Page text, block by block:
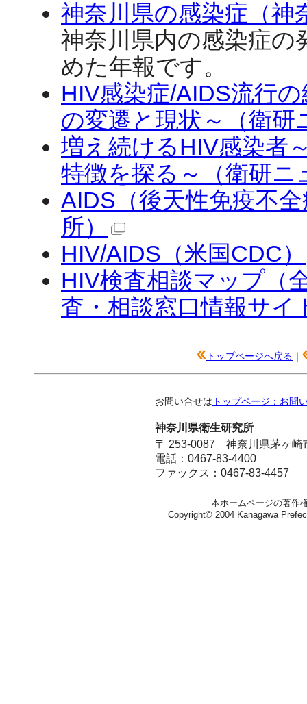
神奈川県の感染症（神
神奈川県内の感染症の
めた年報です。
HIV感染症/AIDS流行
の変遷と現状～（衛研
増え続けるHIV感染者
特徴を探る～（衛研ニ
AIDS（後天性免疫不
所）
HIV/AIDS（米国CDC）
HIV検査相談マップ（
査・相談窓口情報サイ
トップページへ戻る ｜
お問い合せは トップページ：お問
神奈川県衛生研究所
〒 253-0087 神奈川県茅ヶ崎
電話：0467-83-4400
ファックス：0467-83-4457
本ホームページの著作
Copyright© 2004 Kanagawa